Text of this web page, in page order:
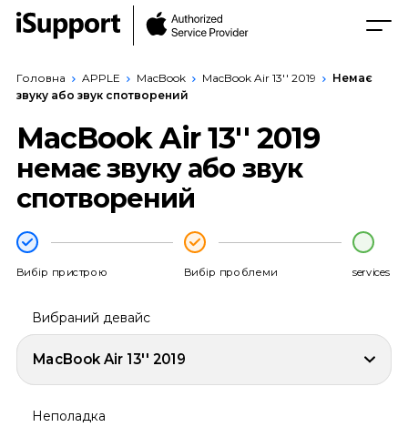
Головна APPLE MacBook MacBook Air 13'' 2019
Немає
звуку або звук спотворений
MacBook Air 13'' 2019
немає звуку або звук
спотворений
Вибір пристрою Вибір проблеми services
Вибраний девайс
MacBook Air 13'' 2019
Неполадка